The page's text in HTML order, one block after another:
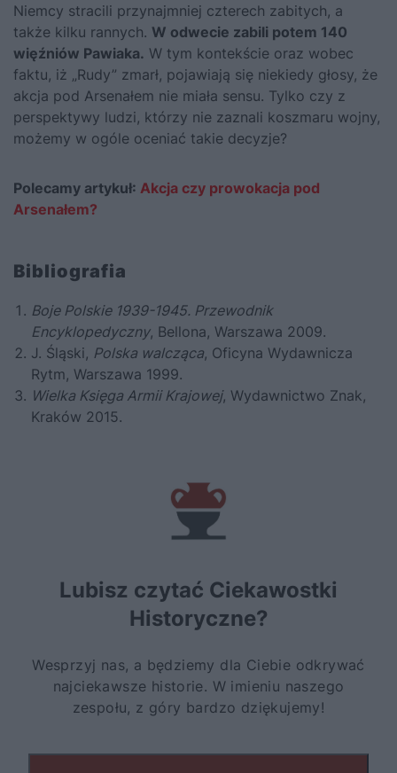
Niemcy stracili przynajmniej czterech zabitych, a
także kilku rannych. W odwecie zabili potem 140
więźniów Pawiaka. W tym kontekście oraz wobec
faktu, iż „Rudy” zmarł, pojawiają się niekiedy głosy, że
akcja pod Arsenałem nie miała sensu. Tylko czy z
perspektywy ludzi, którzy nie zaznali koszmaru wojny,
możemy w ogóle oceniać takie decyzje?
Polecamy artykuł: Akcja czy prowokacja pod
Arsenałem?
Bibliografia
Boje Polskie 1939-1945. Przewodnik
Encyklopedyczny, Bellona, Warszawa 2009.
J. Śląski, Polska walcząca, Oficyna Wydawnicza
Rytm, Warszawa 1999.
Wielka Księga Armii Krajowej, Wydawnictwo Znak,
Kraków 2015.